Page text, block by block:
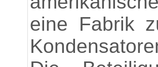
eine Fabrik